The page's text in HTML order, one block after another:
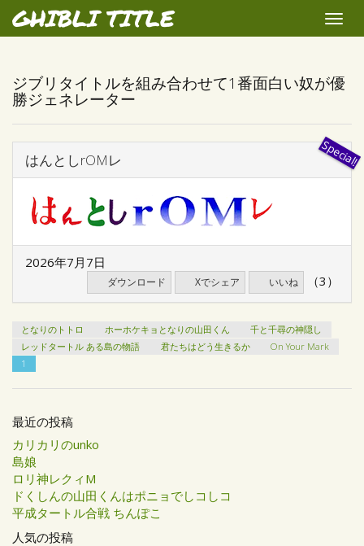
GHIBLI TITLE
Toggle
ジブリタイトルを組み合わせて1番面白い奴が優
勝ジェネレーター
はんとしrOMレ
2026年7月7日
ダウンロード Xでシェア いいね （3）
となりのトトロ ホーホケキョとなりの山田くん
千と千尋の神隠し
レッドタートル ある島の物語
君たちはどう生きるか
On Your Mark
1
最近の投稿
カリカリのunko
島娘
ロリ神レクィM
ドくしんの山田くんはポニョでしコしコ
平成タートル合戦 ちんぽこ
人気の投稿